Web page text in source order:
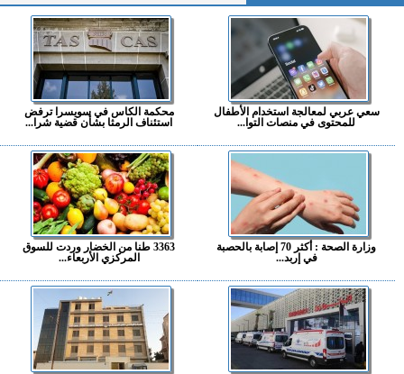
سعي عربي لمعالجة استخدام الأطفال
للمحتوى في منصات التوا...
محكمة الكاس في سويسرا ترفض
استئناف الرمثا بشأن قضية شرا...
وزارة الصحة : أكثر 70 إصابة بالحصبة
في إربد...
3363 طنا من الخضار وردت للسوق
المركزي الأربعاء...